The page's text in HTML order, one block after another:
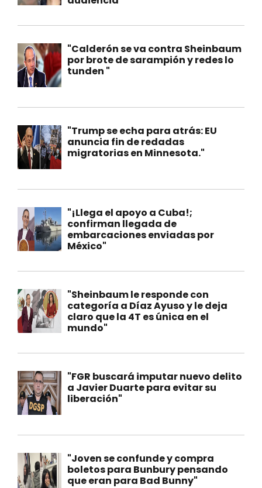
"Calderón se va contra Sheinbaum
por brote de sarampión y redes lo
tunden "
"Trump se echa para atrás: EU
anuncia fin de redadas
migratorias en Minnesota."
"¡Llega el apoyo a Cuba!;
confirman llegada de
embarcaciones enviadas por
México"
"Sheinbaum le responde con
categoría a Díaz Ayuso y le deja
claro que la 4T es única en el
mundo"
"FGR buscará imputar nuevo delito
a Javier Duarte para evitar su
liberación"
"Joven se confunde y compra
boletos para Bunbury pensando
que eran para Bad Bunny"